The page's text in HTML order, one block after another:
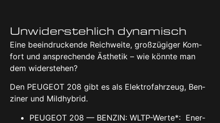
Unwi­der­steh­lich dyna­misch
Eine beein­dru­cken­de Reich­wei­te, groß­zü­gi­ger Kom­
fort und anspre­chen­de Ästhe­tik – wie könn­te man
dem wider­ste­hen?
Den PEU­GEOT 208 gibt es als Elek­tro­fahr­zeug, Ben­
zi­ner und Mild­hy­brid.
PEU­GEOT 208 — BEN­ZIN: WLTP-Wer­te*: Ener­